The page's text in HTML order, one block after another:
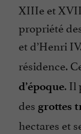
XIIIe et
propriété
et d’Henri
résidence.
d’époque. Il
des grottes
hectares et